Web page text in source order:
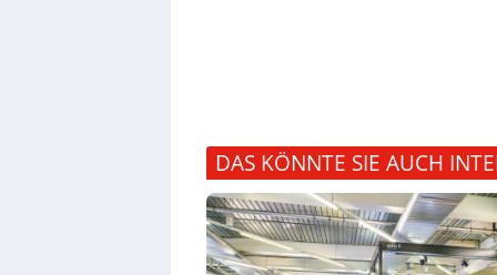
DAS KÖNNTE SIE AUCH